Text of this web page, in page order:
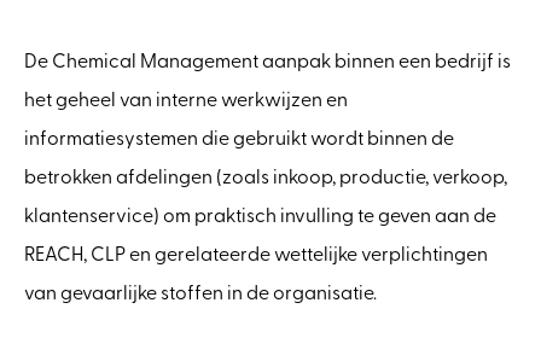
De Chemical Management aanpak binnen een bedrijf is
het geheel van interne werkwijzen en
informatiesystemen die gebruikt wordt binnen de
betrokken afdelingen (zoals inkoop, productie, verkoop,
klantenservice) om praktisch invulling te geven aan de
REACH, CLP en gerelateerde wettelijke verplichtingen
van gevaarlijke stoffen in de organisatie.